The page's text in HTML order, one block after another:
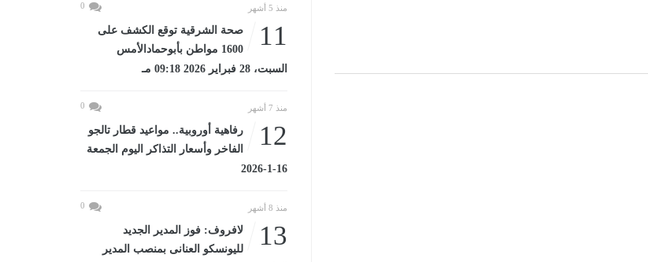
منذ 5 أشهر 0
11
صحة الشرقية توقع الكشف على
1600 مواطن بأبوحمادالأمس
السبت، 28 فبراير 2026 09:18 مـ
منذ 7 أشهر 0
12
رفاهية أوروبية.. مواعيد قطار تالجو
الفاخر وأسعار التذاكر اليوم الجمعة
16-1-2026
منذ 8 أشهر 0
13
لافروف: فوز المدير الجديد
لليونسكو العنانى بمنصب المدير